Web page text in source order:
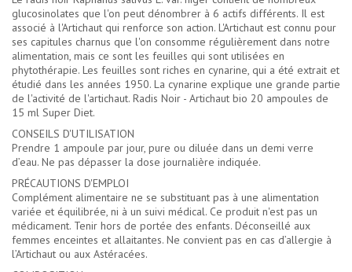
glucosinolates que l'on peut dénombrer à 6 actifs différents. Il est
associé à l'Artichaut qui renforce son action. L'Artichaut est connu pour
ses capitules charnus que l'on consomme régulièrement dans notre
alimentation, mais ce sont les feuilles qui sont utilisées en
phytothérapie. Les feuilles sont riches en cynarine, qui a été extrait et
étudié dans les années 1950. La cynarine explique une grande partie
de l'activité de l'artichaut. Radis Noir - Artichaut bio 20 ampoules de
15 ml Super Diet.
CONSEILS D'UTILISATION
Prendre 1 ampoule par jour, pure ou diluée dans un demi verre
d’eau. Ne pas dépasser la dose journalière indiquée.
PRÉCAUTIONS D'EMPLOI
Complément alimentaire ne se substituant pas à une alimentation
variée et équilibrée, ni à un suivi médical. Ce produit n'est pas un
médicament. Tenir hors de portée des enfants. Déconseillé aux
femmes enceintes et allaitantes. Ne convient pas en cas d’allergie à
l’Artichaut ou aux Astéracées.